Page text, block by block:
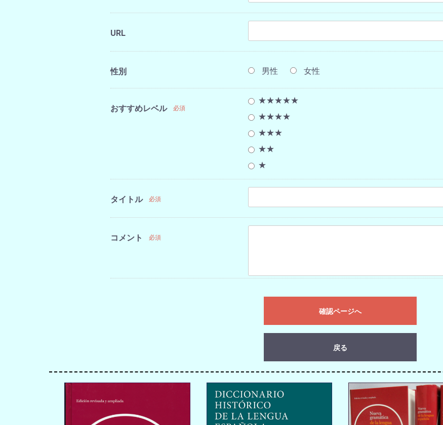
URL
性別 男性 女性
おすすめレベル 必須
★★★★★
★★★★
★★★
★★
★
タイトル 必須
コメント 必須
確認ページへ
戻る